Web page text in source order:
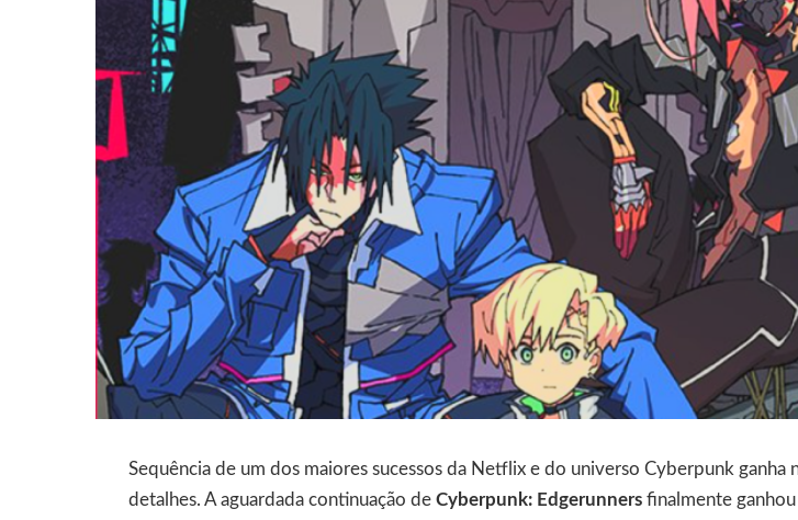
Sequência de um dos maiores sucessos da Netflix e do universo Cyberpunk ganha
detalhes. A aguardada continuação deCyberpunk: Edgerunners finalmente